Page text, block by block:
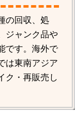
の回収、処
ジャンク品や
です。海外で
は東南アジア
ク・再販売し